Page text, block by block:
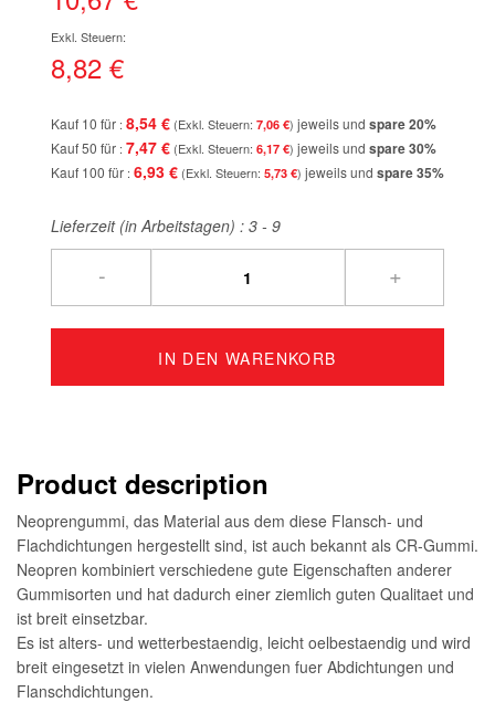
8,82 €
Kauf 10 für 8,54 € 7,06 € jeweils und spare20%
Kauf 50 für 7,47 € 6,17 € jeweils und spare30%
Kauf 100 für 6,93 € 5,73 € jeweils und spare35%
Lieferzeit (in Arbeitstagen) : 3 - 9
- +
IN DEN WARENKORB
Product description
Neoprengummi, das Material aus dem diese Flansch- und
Flachdichtungen hergestellt sind, ist auch bekannt als CR-Gummi.
Neopren kombiniert verschiedene gute Eigenschaften anderer
Gummisorten und hat dadurch einer ziemlich guten Qualitaet und
ist breit einsetzbar.
Es ist alters- und wetterbestaendig, leicht oelbestaendig und wird
breit eingesetzt in vielen Anwendungen fuer Abdichtungen und
Flanschdichtungen.